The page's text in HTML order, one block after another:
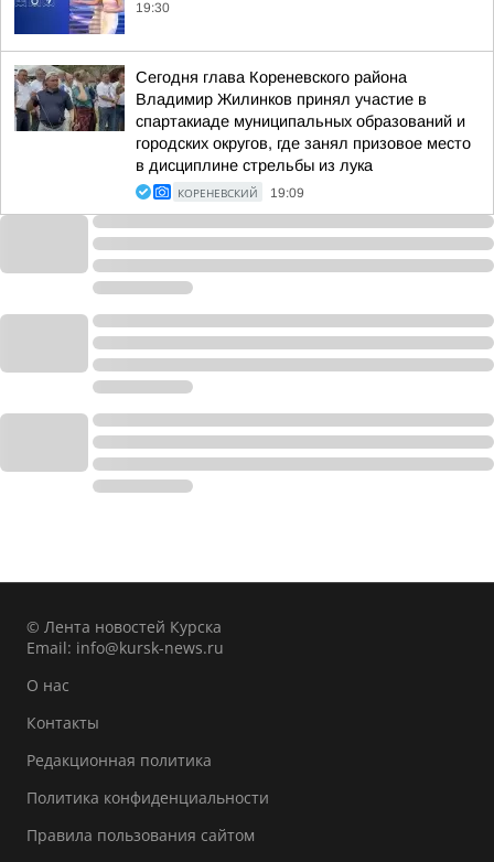
19:30
Сегодня глава Кореневского района
Владимир Жилинков принял участие в
спартакиаде муниципальных образований и
городских округов, где занял призовое место
в дисциплине стрельбы из лука
КОРЕНЕВСКИЙ 19:09
© Лента новостей Курска
Email: info@kursk-news.ru
О нас
Контакты
Редакционная политика
Политика конфиденциальности
Правила пользования сайтом